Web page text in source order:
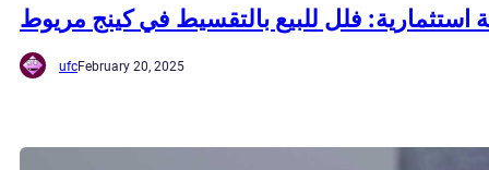
استثمارية: فلل للبيع بالتقسيط في كينج مريوط
ufcFebruary 20, 2025